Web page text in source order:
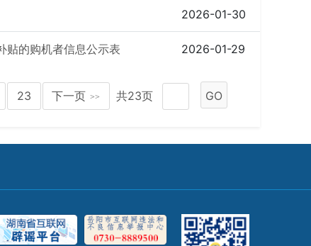
2026-01-30
贴的购机者信息公示表 2026-01-29
23 下一页 >> 共23页 GO